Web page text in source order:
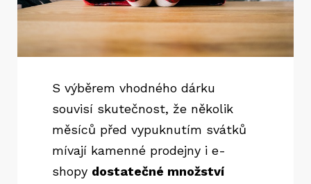
S výběrem vhodného dárku
souvisí skutečnost, že několik
měsíců před vypuknutím svátků
mívají kamenné prodejny i e-
shopy dostatečné množství